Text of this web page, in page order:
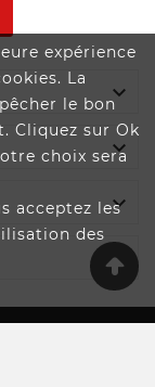
expérience
La
le bon
Cliquez sur Ok
choix sera
acceptez les
des



